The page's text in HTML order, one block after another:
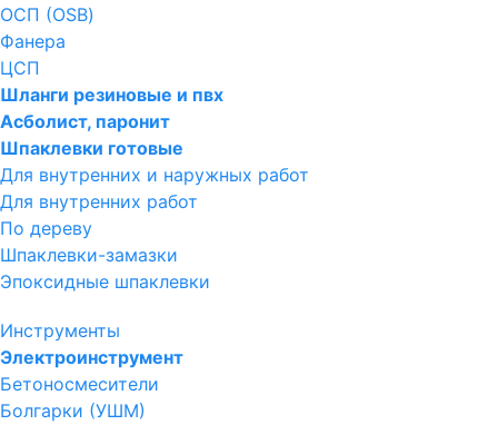
ОСП (OSB)
Фанера
ЦСП
Шланги резиновые и пвх
Асболист, паронит
Шпаклевки готовые
Для внутренних и наружных работ
Для внутренних работ
По дереву
Шпаклевки-замазки
Эпоксидные шпаклевки
Инструменты
Электроинструмент
Бетоносмесители
Болгарки (УШМ)